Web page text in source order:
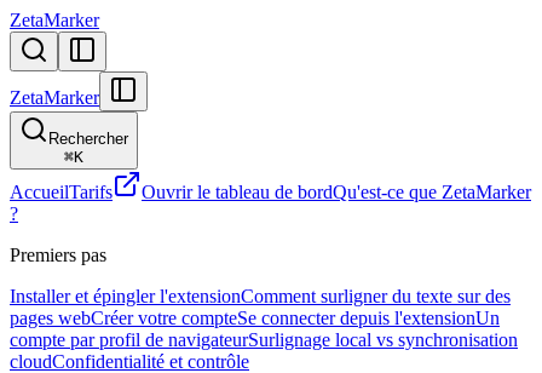
ZetaMarker
ZetaMarker
Rechercher
⌘K
AccueilTarifs Ouvrir le tableau de bordQu'est-ce que ZetaMarker
?
Premiers pas
Installer et épingler l'extensionComment surligner du texte sur des
pages webCréer votre compteSe connecter depuis l'extensionUn
compte par profil de navigateurSurlignage local vs synchronisation
cloudConfidentialité et contrôle